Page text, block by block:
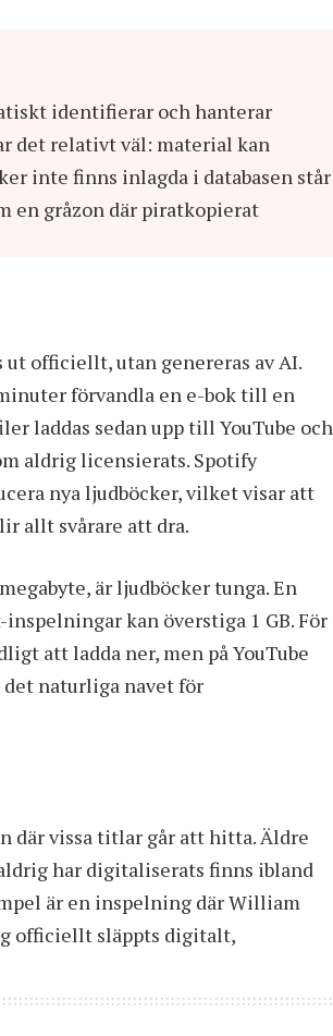
identifierar och hanterar
det relativt väl: material kan
inte finns inlagda i databasen står
en gråzon där piratkopierat
officiellt, utan genereras av AI.
förvandla en e-bok till en
laddas sedan upp till YouTube och
aldrig licensierats. Spotify
nya ljudböcker, vilket visar att
allt svårare att dra.
är ljudböcker tunga. En
kan överstiga 1 GB. För
att ladda ner, men på YouTube
naturliga navet för
där vissa titlar går att hitta. Äldre
har digitaliserats finns ibland
är en inspelning där William
officiellt släppts digitalt,